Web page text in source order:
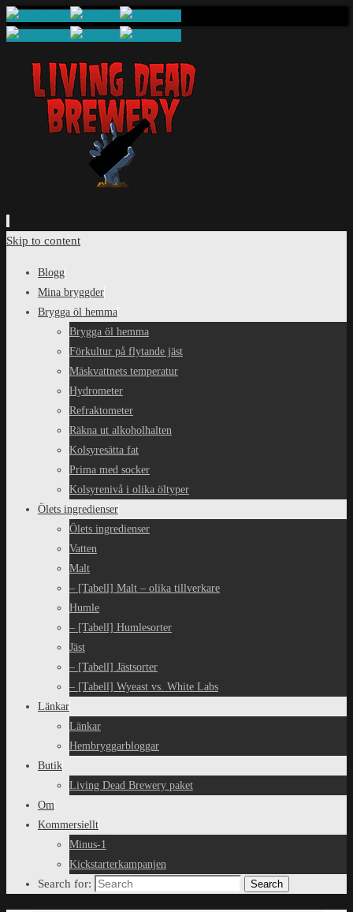
Skip to content
Blogg
Mina bryggder
Brygga öl hemma
Brygga öl hemma
Förkultur på flytande jäst
Mäskvattnets temperatur
Hydrometer
Refraktometer
Räkna ut alkoholhalten
Kolsyresätta fat
Prima med socker
Kolsyrenivå i olika öltyper
Ölets ingredienser
Ölets ingredienser
Vatten
Malt
– [Tabell] Malt – olika tillverkare
Humle
– [Tabell] Humlesorter
Jäst
– [Tabell] Jästsorter
– [Tabell] Wyeast vs. White Labs
Länkar
Länkar
Hembryggarbloggar
Butik
Living Dead Brewery paket
Om
Kommersiellt
Minus-1
Kickstarterkampanjen
Search for: Search